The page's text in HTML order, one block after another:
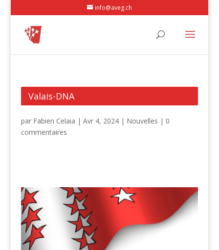
info@aveg.ch
Valais-DNA
par Fabien Celaia | Avr 4, 2024| Nouvelles | 0
commentaires